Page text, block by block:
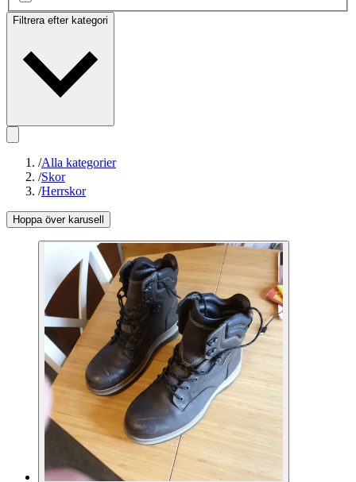
Filtrera efter kategori
/Alla kategorier
/Skor
/Herrskor
Hoppa över karusell